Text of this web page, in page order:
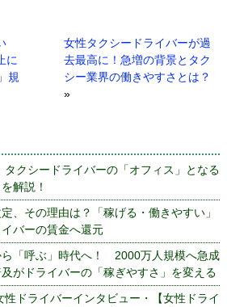
に
規
女性タクシードライバーが過
去最高に！急増の背景とタク
シー業界の働きやすさとは？
»
タクシードライバーの「オフィス」となる
解説！
、その理由は？「稼げる・働きやすい」
バーの賃金へ還元
ら「呼ぶ」時代へ！ 2000万人規模へ急成
がドライバーの「稼ぎやすさ」を変える
性ドライバーインタビュー・【女性ドライ